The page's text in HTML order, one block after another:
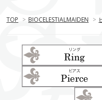
TOP > BIOCELESTIALMAIDEN >